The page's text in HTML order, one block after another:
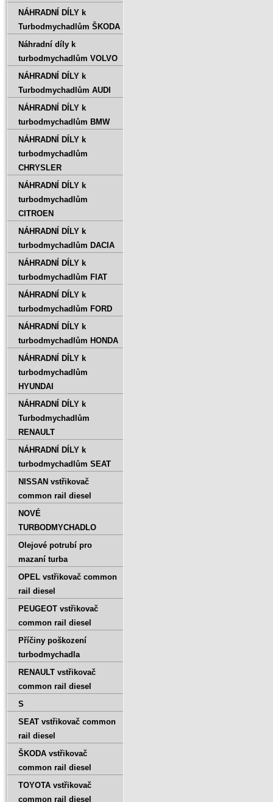
NÁHRADNÍ DÍLY k
Turbodmychadlům ŠKODA
Náhradní díly k
turbodmychadlům VOLVO
NÁHRADNÍ DÍLY k
Turbodmychadlům AUDI
NÁHRADNÍ DÍLY k
turbodmychadlům BMW
NÁHRADNÍ DÍLY k
turbodmychadlům
CHRYSLER
NÁHRADNÍ DÍLY k
turbodmychadlům
CITROEN
NÁHRADNÍ DÍLY k
turbodmychadlům DACIA
NÁHRADNÍ DÍLY k
turbodmychadlům FIAT
NÁHRADNÍ DÍLY k
turbodmychadlům FORD
NÁHRADNÍ DÍLY k
turbodmychadlům HONDA
NÁHRADNÍ DÍLY k
turbodmychadlům
HYUNDAI
NÁHRADNÍ DÍLY k
Turbodmychadlům
RENAULT
NÁHRADNÍ DÍLY k
turbodmychadlům SEAT
NISSAN vstřikovač
common rail diesel
NOVÉ
TURBODMYCHADLO
Olejové potrubí pro
mazaní turba
OPEL vstřikovač common
rail diesel
PEUGEOT vstřikovač
common rail diesel
Příčiny poškození
turbodmychadla
RENAULT vstřikovač
common rail diesel
S
SEAT vstřikovač common
rail diesel
ŠKODA vstřikovač
common rail diesel
TOYOTA vstřikovač
common rail diesel